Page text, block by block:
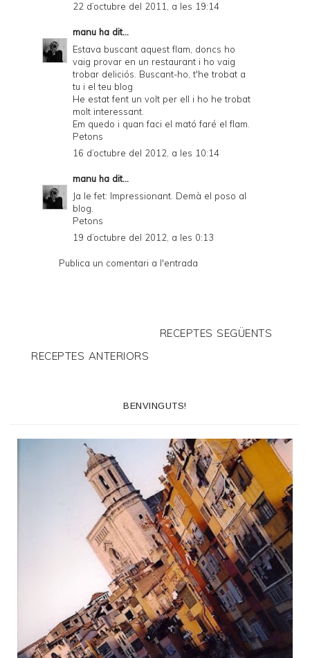
22 d’octubre del 2011, a les 19:14
manu ha dit...
Estava buscant aquest flam, doncs ho
vaig provar en un restaurant i ho vaig
trobar deliciós. Buscant-ho, t'he trobat a
tu i el teu blog
He estat fent un volt per ell i ho he trobat
molt interessant.
Em quedo i quan faci el mató faré el flam.
Petons
16 d’octubre del 2012, a les 10:14
manu ha dit...
Ja le fet: Impressionant. Demà el poso al
blog.
Petons
19 d’octubre del 2012, a les 0:13
Publica un comentari a l'entrada
RECEPTES SEGÜENTS
RECEPTES ANTERIORS
BENVINGUTS!